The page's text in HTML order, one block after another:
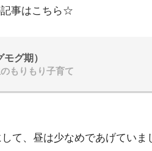
事はこちら☆
グ期）
もりもり子育て
て、昼は少なめであげてい